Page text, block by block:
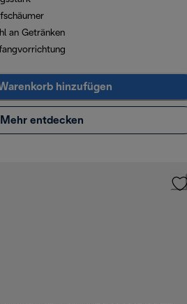
an Getränken
hinzufügen
Mehr entdecken